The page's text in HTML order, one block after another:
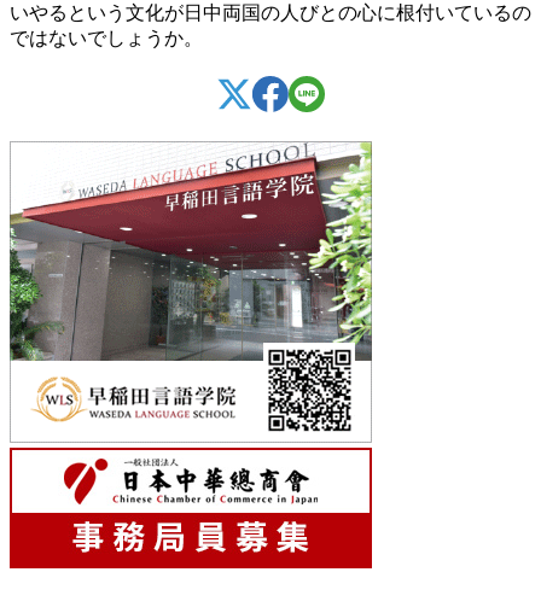
いやるという文化が日中両国の人びとの心に根付いているの
ではないでしょうか。